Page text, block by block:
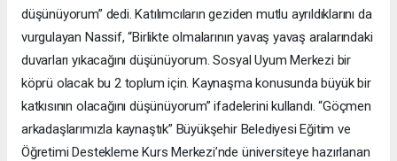
düşünüyorum” dedi. Katılımcıların geziden mutlu ayrıldıklarını da
vurgulayan Nassif, “Birlikte olmalarının yavaş yavaş aralarındaki
duvarları yıkacağını düşünüyorum. Sosyal Uyum Merkezi bir
köprü olacak bu 2 toplum için. Kaynaşma konusunda büyük bir
katkısının olacağını düşünüyorum” ifadelerini kullandı. “Göçmen
arkadaşlarımızla kaynaştık” Büyükşehir Belediyesi Eğitim ve
Öğretimi Destekleme Kurs Merkezi’nde üniversiteye hazırlanan